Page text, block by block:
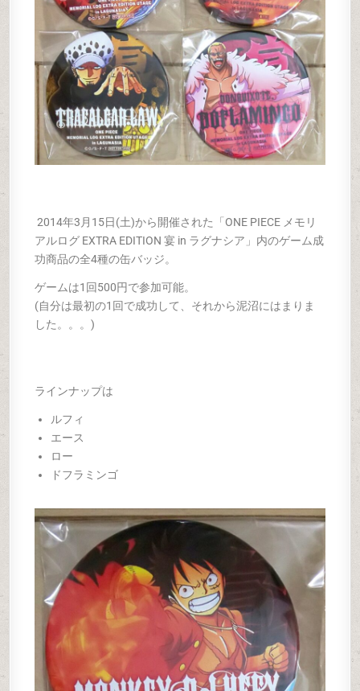
2014年3月15日(土)から開催された「ONE PIECE メモリ
アルログ EXTRA EDITION 宴 in ラグナシア」内のゲーム成
功商品の全4種の缶バッジ。
ゲームは1回500円で参加可能。
(自分は最初の1回で成功して、それから泥沼にはまりま
した。。。)
ラインナップは
ルフィ
エース
ロー
ドフラミンゴ